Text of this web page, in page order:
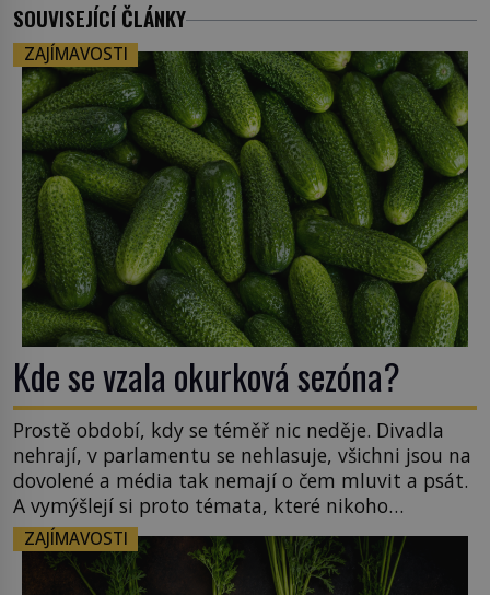
SOUVISEJÍCÍ ČLÁNKY
ZAJÍMAVOSTI
Kde se vzala okurková sezóna?
Prostě období, kdy se téměř nic neděje. Divadla
nehrají, v parlamentu se nehlasuje, všichni jsou na
dovolené a média tak nemají o čem mluvit a psát.
A vymýšlejí si proto témata, které nikoho
nezajímají. Proč je však ona letní doba spojovaná
zrovna s okurkami? Okurkovou sezónu známe už
od poloviny 19. století, ovšem jako Češi […]
ZAJÍMAVOSTI